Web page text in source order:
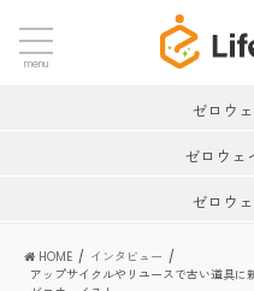
menu
ゼロウ
ゼロウェ
ゼロウ
HOME
インタビュー
アップサイクルやリユースで古い道具に